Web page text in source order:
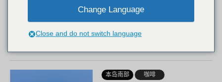
Blue”，是一家由一栋拥有62年历史
的古民居改造而成的现代隐秘咖啡
早餐，以及精心制作的松饼和芝士
蛋糕……
本岛南部 咖啡
Change Language
Close and do not switch language